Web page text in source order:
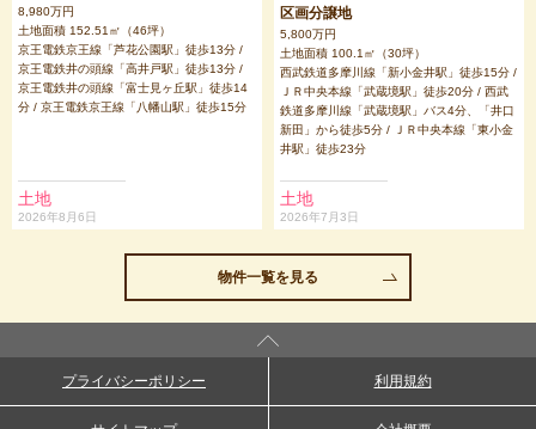
8,980万円
土地面積 152.51㎡（46坪）
京王電鉄京王線「芦花公園駅」徒歩13分 /
京王電鉄井の頭線「高井戸駅」徒歩13分 /
京王電鉄井の頭線「富士見ヶ丘駅」徒歩14
分 / 京王電鉄京王線「八幡山駅」徒歩15分
土地
2026年8月6日
区画分譲地
5,800万円
土地面積 100.1㎡（30坪）
西武鉄道多摩川線「新小金井駅」徒歩15分 /
ＪＲ中央本線「武蔵境駅」徒歩20分 / 西武
鉄道多摩川線「武蔵境駅」バス4分、「井口
新田」から徒歩5分 / ＪＲ中央本線「東小金
井駅」徒歩23分
土地
2026年7月3日
物件一覧を見る
プライバシーポリシー 利用規約